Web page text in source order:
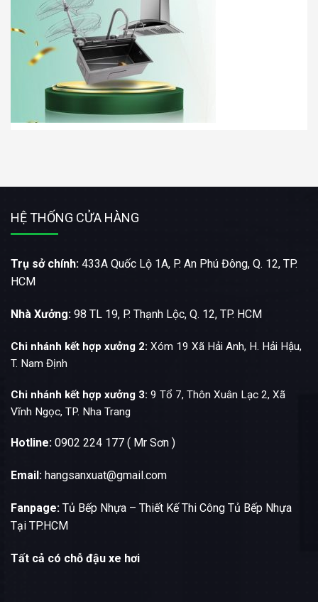
HỆ THỐNG CỬA HÀNG
Trụ sở chính: 433A Quốc Lộ 1A, P. An Phú Đông, Q. 12, TP.
HCM
Nhà Xưởng: 98 TL 19, P. Thạnh Lộc, Q. 12, TP. HCM
Chi nhánh kết hợp xưởng 2: Xóm 19 Xã Hải Anh, H. Hải Hậu,
T. Nam Định
Chi nhánh kết hợp xưởng 3: 9 Tổ 7, Thôn Xuân Lạc 2, Xã
Vĩnh Ngọc, TP. Nha Trang
Hotline: 0902 224 177 ( Mr Sơn )
Email: hangsanxuat@gmail.com
Fanpage: Tủ Bếp Nhựa – Thiết Kế Thi Công Tủ Bếp Nhựa
Tại TP.HCM
Tất cả có chỗ đậu xe hơi